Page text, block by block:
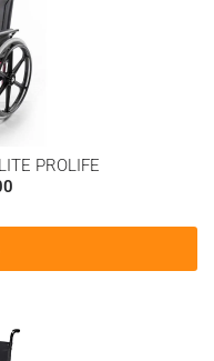
PROLIFE